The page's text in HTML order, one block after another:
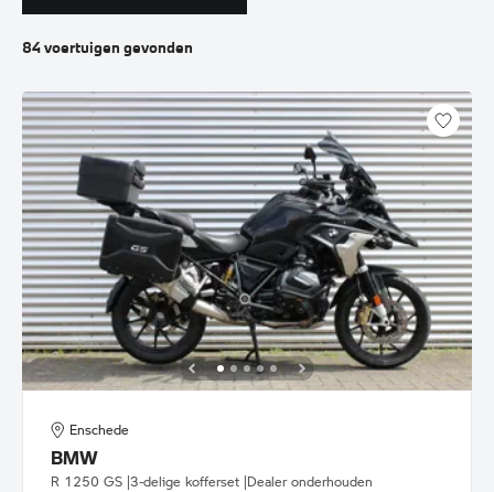
84voertuigen gevonden
Enschede
BMW
R 1250 GS |3-delige kofferset |Dealer onderhouden